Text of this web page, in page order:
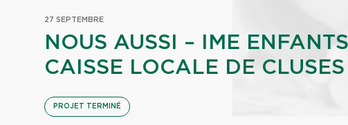
27 SEPTEMBRE
NOUS AUSSI – IME
CAISSE LOCALE DE
PROJET TERMINÉ